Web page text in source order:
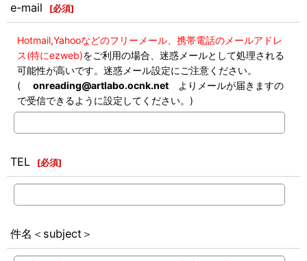
e-mail [必須]
Hotmail,Yahooなどのフリーメール、携帯電話のメールアドレ
ス(特にezweb)をご利用の場合、迷惑メールとして処理される
可能性が高いです。迷惑メール設定にご注意ください。
( onreading@artlabo.ocnk.net よりメールが届きますの
で受信できるように設定してください。)
TEL [必須]
件名＜subject＞